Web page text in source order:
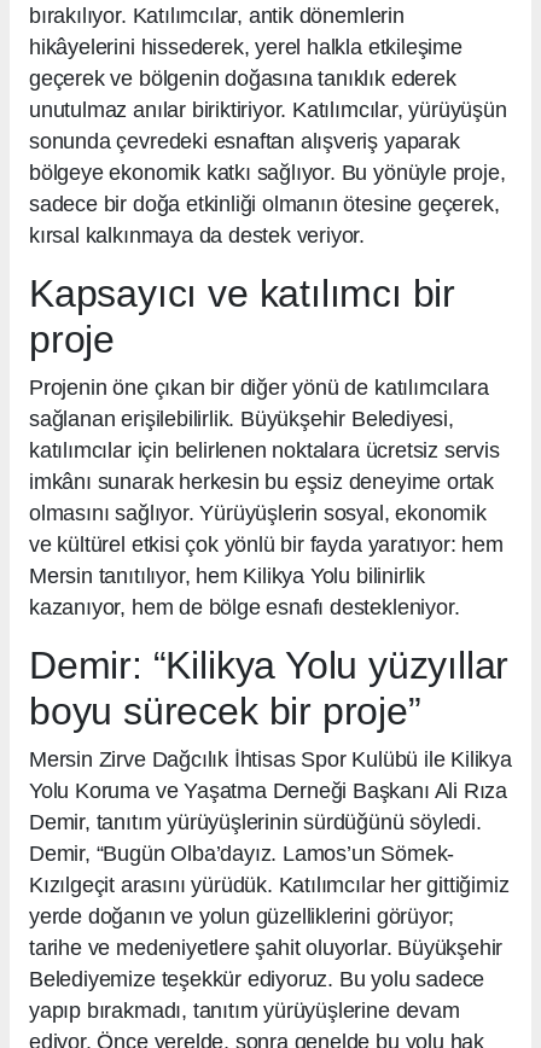
bırakılıyor. Katılımcılar, antik dönemlerin
hikâyelerini hissederek, yerel halkla etkileşime
geçerek ve bölgenin doğasına tanıklık ederek
unutulmaz anılar biriktiriyor. Katılımcılar, yürüyüşün
sonunda çevredeki esnaftan alışveriş yaparak
bölgeye ekonomik katkı sağlıyor. Bu yönüyle proje,
sadece bir doğa etkinliği olmanın ötesine geçerek,
kırsal kalkınmaya da destek veriyor.
Kapsayıcı ve katılımcı bir
proje
Projenin öne çıkan bir diğer yönü de katılımcılara
sağlanan erişilebilirlik. Büyükşehir Belediyesi,
katılımcılar için belirlenen noktalara ücretsiz servis
imkânı sunarak herkesin bu eşsiz deneyime ortak
olmasını sağlıyor. Yürüyüşlerin sosyal, ekonomik
ve kültürel etkisi çok yönlü bir fayda yaratıyor: hem
Mersin tanıtılıyor, hem Kilikya Yolu bilinirlik
kazanıyor, hem de bölge esnafı destekleniyor.
Demir: “Kilikya Yolu yüzyıllar
boyu sürecek bir proje”
Mersin Zirve Dağcılık İhtisas Spor Kulübü ile Kilikya
Yolu Koruma ve Yaşatma Derneği Başkanı Ali Rıza
Demir, tanıtım yürüyüşlerinin sürdüğünü söyledi.
Demir, “Bugün Olba’dayız. Lamos’un Sömek-
Kızılgeçit arasını yürüdük. Katılımcılar her gittiğimiz
yerde doğanın ve yolun güzelliklerini görüyor;
tarihe ve medeniyetlere şahit oluyorlar. Büyükşehir
Belediyemize teşekkür ediyoruz. Bu yolu sadece
yapıp bırakmadı, tanıtım yürüyüşlerine devam
ediyor. Önce yerelde, sonra genelde bu yolu hak